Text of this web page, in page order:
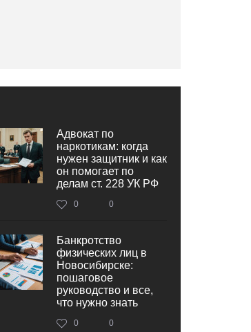
Адвокат по
наркотикам: когда
нужен защитник и как
он помогает по
делам ст. 228 УК РФ
0 0
Банкротство
физических лиц в
Новосибирске:
пошаговое
руководство и все,
что нужно знать
0 0